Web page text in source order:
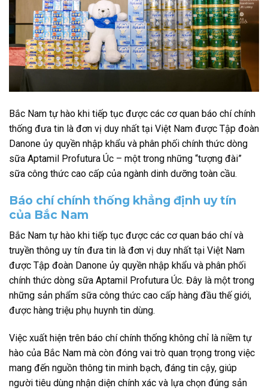
Bắc Nam tự hào khi tiếp tục được các cơ quan báo chí chính
thống đưa tin là đơn vị duy nhất tại Việt Nam được Tập đoàn
Danone ủy quyền nhập khẩu và phân phối chính thức dòng
sữa Aptamil Profutura Úc – một trong những “tượng đài”
sữa công thức cao cấp của ngành dinh dưỡng toàn cầu.
Báo chí chính thống khẳng định uy tín
của Bắc Nam
Bắc Nam tự hào khi tiếp tục được các cơ quan báo chí và
truyền thông uy tín đưa tin là đơn vị duy nhất tại Việt Nam
được Tập đoàn Danone ủy quyền nhập khẩu và phân phối
chính thức dòng sữa Aptamil Profutura Úc. Đây là một trong
những sản phẩm sữa công thức cao cấp hàng đầu thế giới,
được hàng triệu phụ huynh tin dùng.
Việc xuất hiện trên báo chí chính thống không chỉ là niềm tự
hào của Bắc Nam mà còn đóng vai trò quan trọng trong việc
mang đến nguồn thông tin minh bạch, đáng tin cậy, giúp
người tiêu dùng nhận diện chính xác và lựa chọn đúng sản